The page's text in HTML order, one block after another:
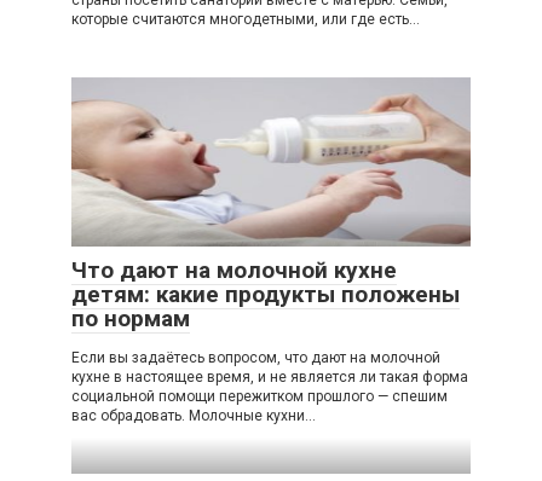
которые считаются многодетными, или где есть…
Что дают на молочной кухне
детям: какие продукты положены
по нормам
Если вы задаётесь вопросом, что дают на молочной
кухне в настоящее время, и не является ли такая форма
социальной помощи пережитком прошлого — спешим
вас обрадовать. Молочные кухни…